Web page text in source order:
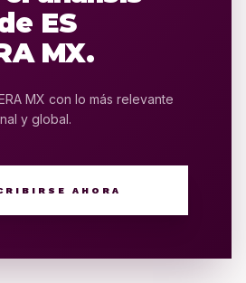
ES
MX.
MX con lo más relevante
y global.
AHORA